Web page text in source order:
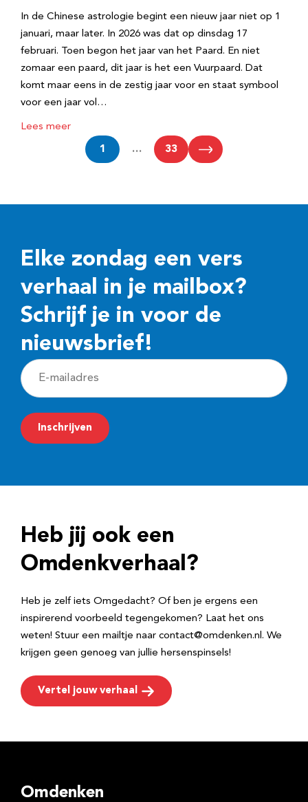
In de Chinese astrologie begint een nieuw jaar niet op 1
januari, maar later. In 2026 was dat op dinsdag 17
februari. Toen begon het jaar van het Paard. En niet
zomaar een paard, dit jaar is het een Vuurpaard. Dat
komt maar eens in de zestig jaar voor en staat symbool
voor een jaar vol…
Lees meer
1 … 33
Elke zondag een vers
verhaal in je mailbox?
Schrijf je in voor de
nieuwsbrief!
E
-
m
a
r
e
Inschrijven
Heb jij ook een
Omdenkverhaal?
Heb je zelf iets Omgedacht? Of ben je ergens een
inspirerend voorbeeld tegengekomen? Laat het ons
weten! Stuur een mailtje naar contact@omdenken.nl. We
krijgen geen genoeg van jullie hersenspinsels!
Vertel jouw verhaal
Omdenken